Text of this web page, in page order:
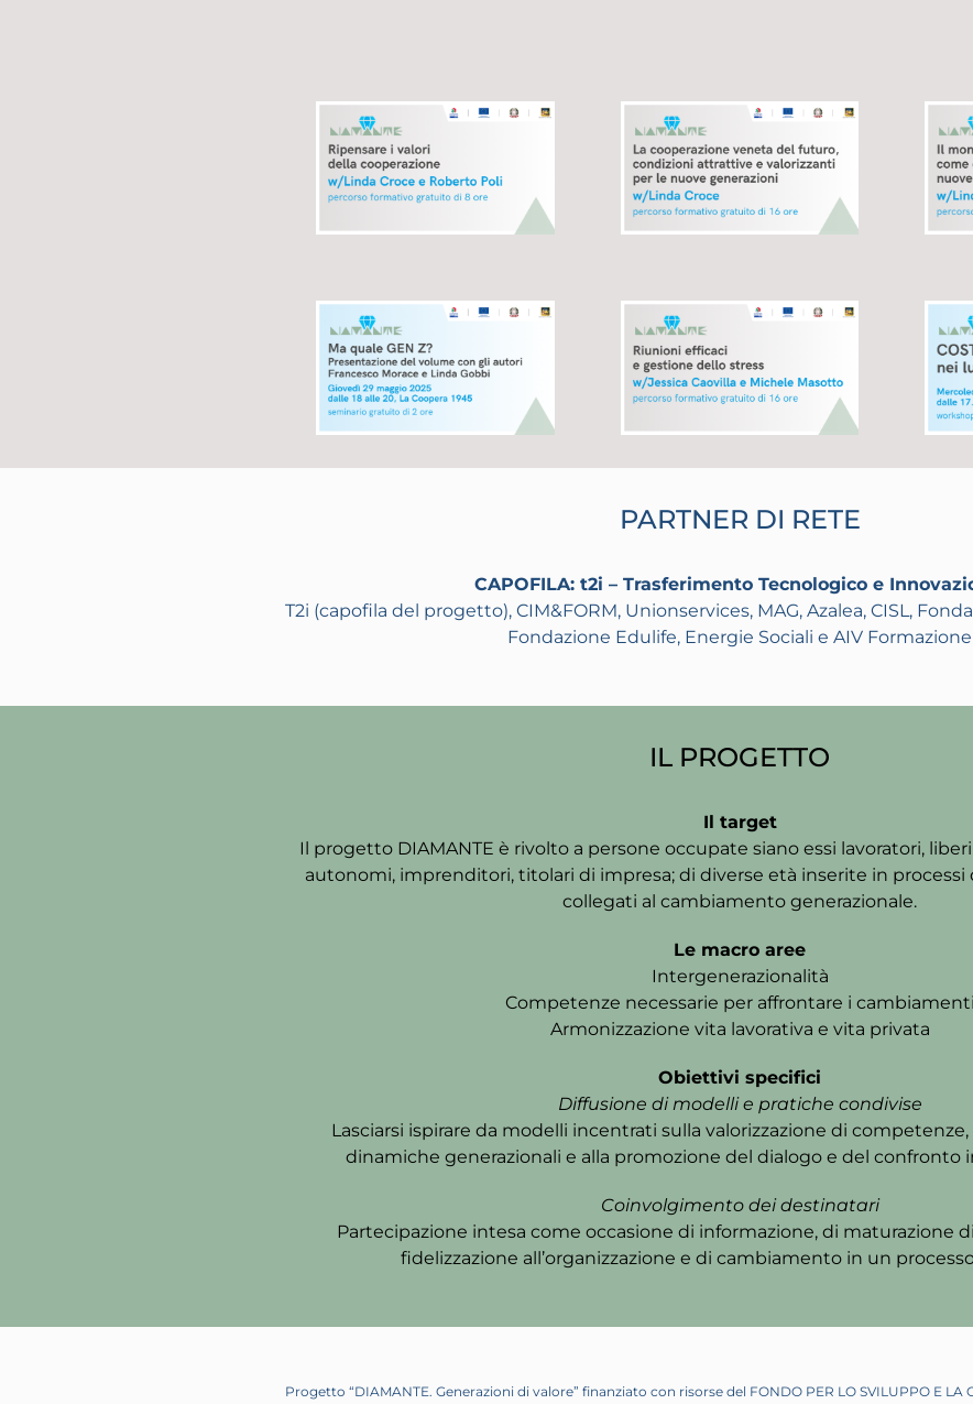
PARTNER DI RETE
CAPOFILA: t2i – Trasferimento Tecnologico e
T2i (capofila del progetto), CIM&FORM, Unionservices, MAG, Azalea, CISL,
Fondazione Edulife, Energie Sociali e AIV Formazione
IL PROGETTO
Il target
Il progetto DIAMANTE è rivoltoa persone occupate siano essi lavoratori,
autonomi, imprenditori, titolari di impresa; di diverse età inserite in processi
collegati al cambiamento generazionale.
Le macro aree
Intergenerazionalità
Competenze necessarie per affrontare i cambiamenti
Armonizzazione vita lavorativa e vita privata
Obiettivi specifici
Diffusione di modelli e pratiche condivise
Lasciarsi ispirare da modelli incentrati sulla valorizzazione di competenze,
dinamiche generazionali e alla promozione del dialogo e del confronto
Coinvolgimento dei destinatari
Partecipazione intesa come occasione di informazione, di maturazione
fidelizzazione all’organizzazione e di cambiamento in un
Progetto “DIAMANTE. Generazioni di valore” finanziato con risorse del FONDO PER LO SVILUPPO E LA